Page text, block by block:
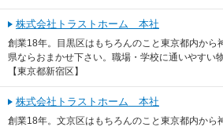
株式会社トラストホーム 本社
創業18年。目黒区はもちろんのこと東京都内から
県ならおまかせ下さい。職場・学校に通いやすい物
【東京都新宿区】
株式会社トラストホーム 本社
創業18年。文京区はもちろんのこと東京都内から